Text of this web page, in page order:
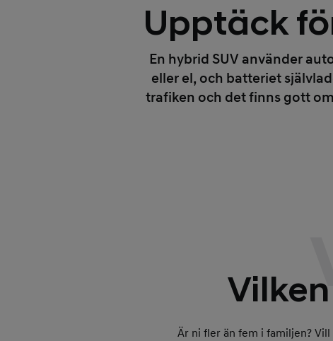
Upptäck
En hybrid SUV använder
eller el, och batteriet
trafiken och det finns gott
Är ni fler än fem i familjen?